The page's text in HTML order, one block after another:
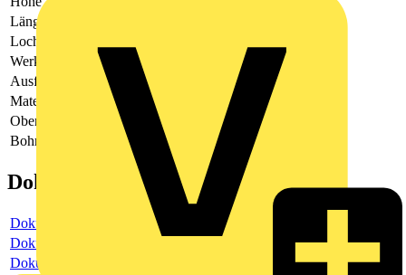
Länge
Lochform
Werkstoff
Ausführung
sonstige
Materialstärke
1
Oberflächenschutz
Bohrlochabstand mittig
Dokumente
Dokument
Dokument
Dokument